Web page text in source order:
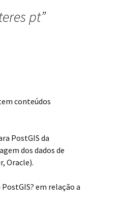
pt”
conteúdos
PostGIS da
dos dados de
Oracle).
em relação a